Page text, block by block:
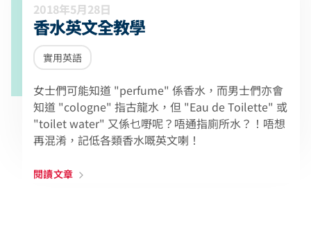
2018年5月28日
香水英文全教學
實用英語
女士們可能知道 "perfume" 係香水，而男士們亦會
知道 "cologne" 指古龍水，但 "Eau de Toilette" 或
"toilet water" 又係乜嘢呢？唔通指廁所水？！唔想
再混淆，記低各類香水嘅英文喇！
閱讀文章